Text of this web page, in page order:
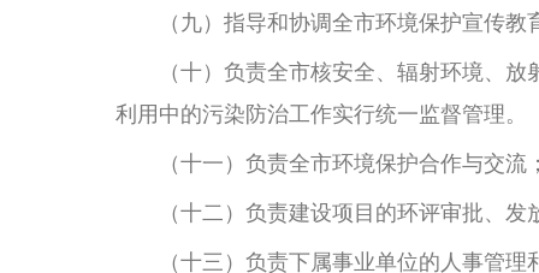
（九）指导和协调全市环境保护宣传教
（十）负责全市核安全、辐射环境、放
利用中的污染防治工作实行统一监督管理。
（十一）负责全市环境保护合作与交流
（十二）负责建设项目的环评审批、发
（十三）负责下属事业单位的人事管理